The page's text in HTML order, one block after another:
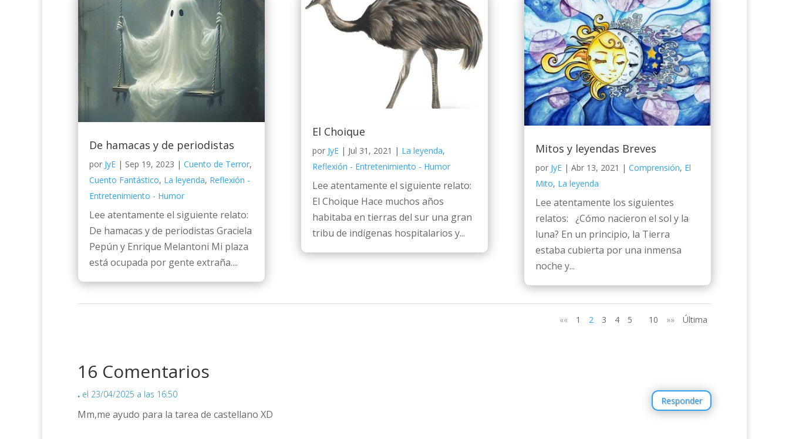
De hamacas y de periodistas
por JyE | Sep 19, 2023 | Cuento de Terror,
Cuento Fantástico, La leyenda, Reflexión -
Entretenimiento - Humor
Lee atentamente el siguiente relato:
De hamacas y de periodistas Graciela
Pepún y Enrique Melantoni Mi plaza
está ocupada por gente extraña....
El Choique
por JyE| Jul 31, 2021 | La leyenda,
Reflexión - Entretenimiento - Humor
Lee atentamente el siguiente relato:
El Choique Hace muchos años
habitaba en tierras del sur una gran
tribu de indígenas hospitalarios y...
Mitos y leyendas Breves
por JyE| Abr 13, 2021 | Comprensión, El
Mito, La leyenda
Lee atentamente los siguientes
relatos: ¿Cómo nacieron el sol y la
luna? En un principio, la Tierra
estaba cubierta por una inmensa
noche y...
«« 1 2 3 4 5 10 »» Última
16 Comentarios
. el 23/04/2025 a las 16:50
Mm,me ayudo para la tarea de castellano XD
Responder